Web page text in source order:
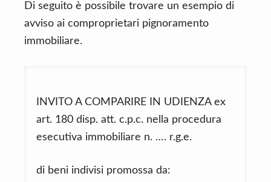
Di seguito è possibile trovare un esempio di
avviso ai comproprietari pignoramento
immobiliare.
INVITO A COMPARIRE IN UDIENZA ex
art. 180 disp. att. c.p.c. nella procedura
esecutiva immobiliare n. …. r.g.e.
di beni indivisi promossa da: